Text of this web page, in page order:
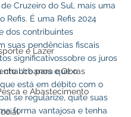
e Lazer
Urbanos e Obras
e Abastecimento
de Cruzeiro do Sul, mais uma
Refis. É uma Refis 2024
dos contribuintes
suas pendências fiscais
significativossobre os juros
chance para que o
está em débito com o
se regularize, quite suas
forma vantajosa e tenha